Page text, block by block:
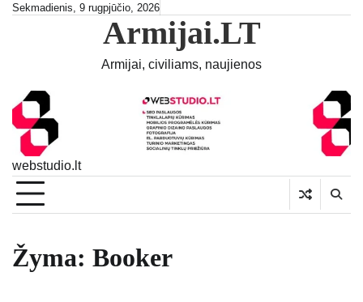
SkipSekmadienis, 9 rugpjūčio, 2026
Armijai.LT
Armijai, civiliams, naujienos
webstudio.lt
Žyma: Booker